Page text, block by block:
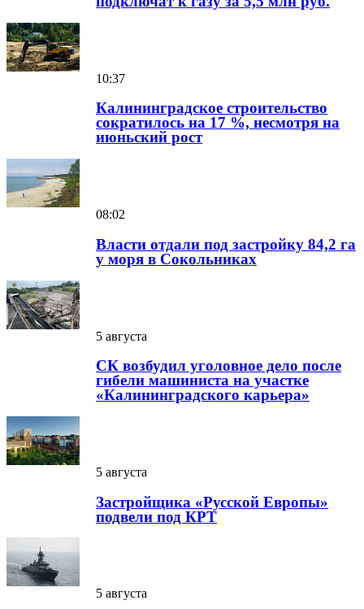
10:37
Калининградское строительство
сократилось на 17 %, несмотря на
июньский рост
08:02
Власти отдали под застройку 84,2 га
у моря в Сокольниках
5 августа
СК возбудил уголовное дело после
гибели машиниста на участке
«Калининградского карьера»
5 августа
Застройщика «Русской Европы»
подвели под КРТ
5 августа